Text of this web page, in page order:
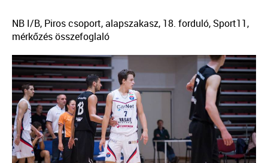
NB I/B, Piros csoport, alapszakasz, 18. forduló, Sport11,
mérkőzés összefoglaló